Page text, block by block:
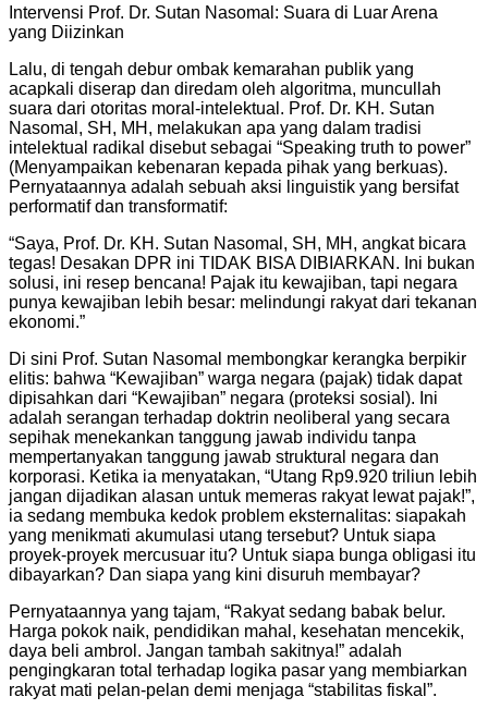
Intervensi Prof. Dr. Sutan Nasomal: Suara di Luar Arena
yang Diizinkan
Lalu, di tengah debur ombak kemarahan publik yang
acapkali diserap dan diredam oleh algoritma, muncullah
suara dari otoritas moral-intelektual. Prof. Dr. KH. Sutan
Nasomal, SH, MH, melakukan apa yang dalam tradisi
intelektual radikal disebut sebagai “Speaking truth to power”
(Menyampaikan kebenaran kepada pihak yang berkuas).
Pernyataannya adalah sebuah aksi linguistik yang bersifat
performatif dan transformatif:
“Saya, Prof. Dr. KH. Sutan Nasomal, SH, MH, angkat bicara
tegas! Desakan DPR ini TIDAK BISA DIBIARKAN. Ini bukan
solusi, ini resep bencana! Pajak itu kewajiban, tapi negara
punya kewajiban lebih besar: melindungi rakyat dari tekanan
ekonomi.”
Di sini Prof. Sutan Nasomal membongkar kerangka berpikir
elitis: bahwa “Kewajiban” warga negara (pajak) tidak dapat
dipisahkan dari “Kewajiban” negara (proteksi sosial). Ini
adalah serangan terhadap doktrin neoliberal yang secara
sepihak menekankan tanggung jawab individu tanpa
mempertanyakan tanggung jawab struktural negara dan
korporasi. Ketika ia menyatakan, “Utang Rp9.920 triliun lebih
jangan dijadikan alasan untuk memeras rakyat lewat pajak!”,
ia sedang membuka kedok problem eksternalitas: siapakah
yang menikmati akumulasi utang tersebut? Untuk siapa
proyek-proyek mercusuar itu? Untuk siapa bunga obligasi itu
dibayarkan? Dan siapa yang kini disuruh membayar?
Pernyataannya yang tajam, “Rakyat sedang babak belur.
Harga pokok naik, pendidikan mahal, kesehatan mencekik,
daya beli ambrol. Jangan tambah sakitnya!” adalah
pengingkaran total terhadap logika pasar yang membiarkan
rakyat mati pelan-pelan demi menjaga “stabilitas fiskal”.